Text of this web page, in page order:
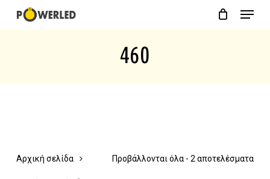
Menu
460
Προβάλλονται όλα - 2 αποτελέσματα
Αρχική σελίδα